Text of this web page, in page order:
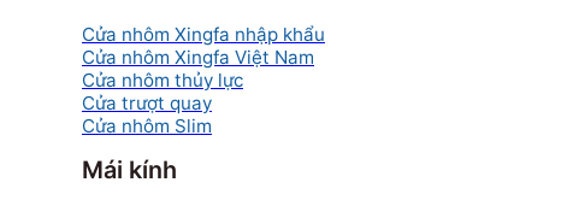
Cửa nhôm Xingfa nhập khẩu
Cửa nhôm Xingfa Việt Nam
Cửa nhôm thủy lực
Cửa trượt quay
Cửa nhôm Slim
Mái kính